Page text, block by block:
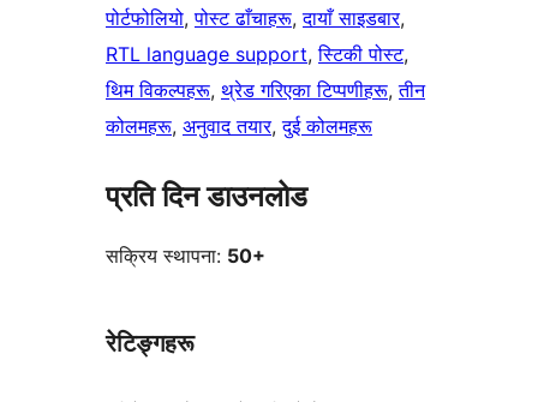
पोर्टफोलियो, पोस्ट ढाँचाहरू, दायाँ साइडबार
RTL language support, स्टिकी पोस्ट
थिम विकल्पहरू, थ्रेड गरिएका टिप्पणीहरू, तीन
कोलमहरू, अनुवाद तयार, दुई कोलमहरू
प्रति दिन डाउनलोड
सक्रिय स्थापना: 50+
रेटिङ्गहरू